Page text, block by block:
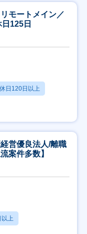
モートメイン／
125日
休日120日以上
営優良法人/離職
案件多数】
上